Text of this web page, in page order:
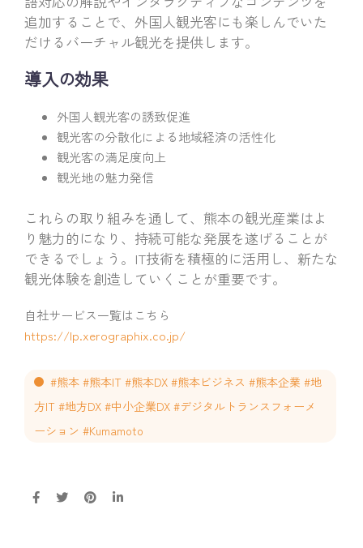
追加することで、外国人観光客にも楽しんでいた
だけるバーチャル観光を提供します。
導入の効果
外国人観光客の誘致促進
観光客の分散化による地域経済の活性化
観光客の満足度向上
観光地の魅力発信
これらの取り組みを通して、熊本の観光産業はよ
り魅力的になり、持続可能な発展を遂げることが
できるでしょう。IT技術を積極的に活用し、新たな
観光体験を創造していくことが重要です。
自社サービス一覧はこちら
https://lp.xerographix.co.jp/
#熊本 #熊本IT #熊本DX #熊本ビジネス #熊本企業 #地
方IT #地方DX #中小企業DX #デジタルトランスフォーメ
ーション #Kumamoto